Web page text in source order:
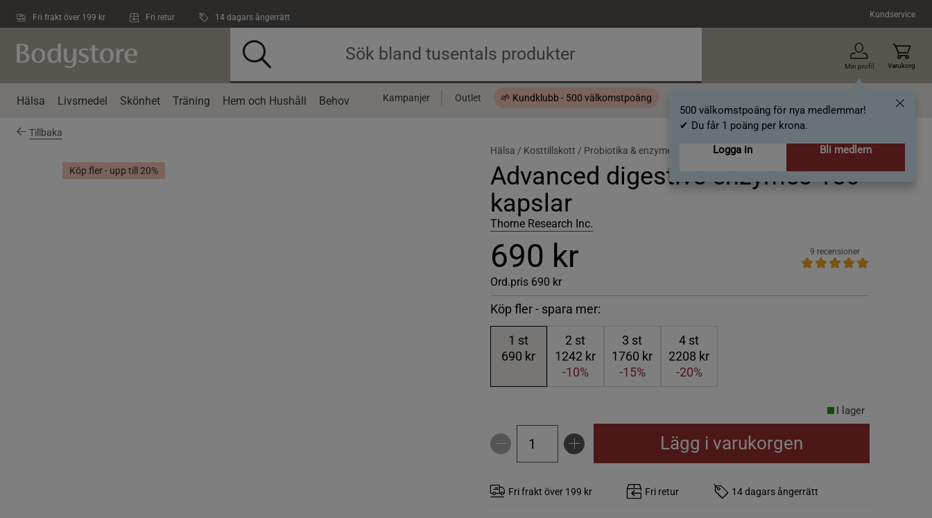
Fri frakt över 199 kr Fri retur 14 dagars ångerrätt Kundservice
Min profil
500 välkomstpoäng för nya medlemmar!
✔ Du får 1 poäng per krona.
Logga in
Bli medlem
Varukorg
Hälsa Livsmedel Skönhet Träning Hem och Hushåll Behov Kampanjer Outlet 🌱 Kundklubb - 500 välkomstpoäng
Tillbaka
Köp fler - upp till 20%
Hälsa / Kosttillskott / Probiotika & enzymer
Advanced digestive enzymes 180
kapslar
Thorne Research Inc.
690 kr
Ord.pris 690 kr
9 recensioner
Köp fler - spara mer:
1 st
690 kr
2 st
1242 kr
-10%
3 st
1760 kr
-15%
4 st
2208 kr
-20%
I lager
Lägg i varukorgen
Fri frakt över 199 kr Fri retur 14 dagars ångerrätt